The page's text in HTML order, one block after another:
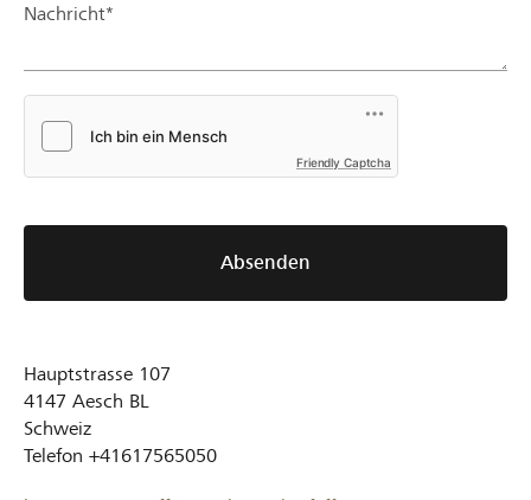
Nachricht*
Friendly Captcha
Absenden
Hauptstrasse 107
4147 Aesch BL
Schweiz
Telefon +41617565050